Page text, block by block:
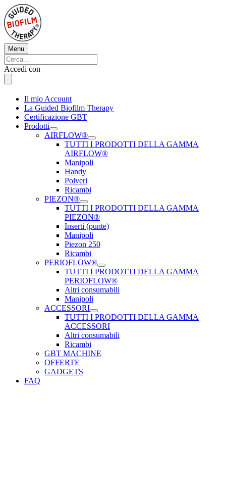
Vai
al
contenuto
Menu
Menu
Cerca:
Cerca
Accedi con
Il mio Account
La Guided Biofilm Therapy
Certificazione GBT
Prodotti
AIRFLOW®
TUTTI I PRODOTTI DELLA GAMMA
AIRFLOW®
Manipoli
Handy
Polveri
Ricambi
PIEZON®
TUTTI I PRODOTTI DELLA GAMMA
PIEZON®
Inserti (punte)
Manipoli
Piezon 250
Ricambi
PERIOFLOW®
TUTTI I PRODOTTI DELLA GAMMA
PERIOFLOW®
Altri consumabili
Manipoli
ACCESSORI
TUTTI I PRODOTTI DELLA GAMMA
ACCESSORI
Altri consumabili
Ricambi
GBT MACHINE
OFFERTE
GADGETS
FAQ